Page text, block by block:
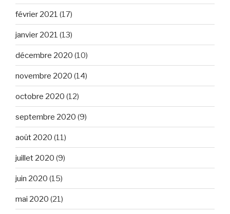
février 2021 (17)
janvier 2021 (13)
décembre 2020 (10)
novembre 2020 (14)
octobre 2020 (12)
septembre 2020 (9)
août 2020 (11)
juillet 2020 (9)
juin 2020 (15)
mai 2020 (21)